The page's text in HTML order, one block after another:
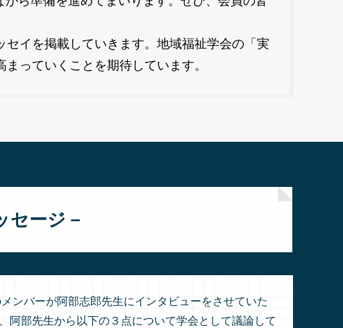
イを掲載していきます。地域福祉学会の「実
っていくことを期待しています。
セージ－
ンバーが阿部志郎先生にインタビューをさせていた
阿部先生から以下の３点について学会として議論して